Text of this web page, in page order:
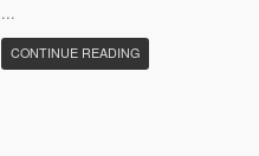
...
CONTINUE READING